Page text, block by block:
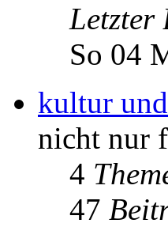
Letzter
So 04
kultur
nicht nur
4
47